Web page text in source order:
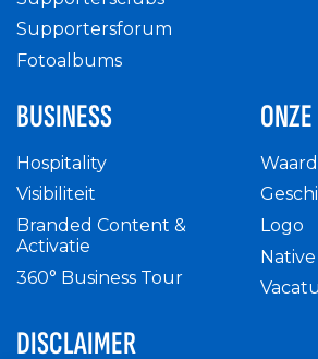
Supportersforum
Fotoalbums
BUSINESS
Hospitality
Visibiliteit
Branded Content &
Activatie
360° Business Tour
Logo
DISCLAIMER